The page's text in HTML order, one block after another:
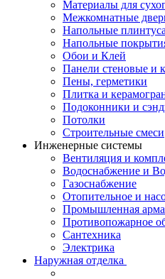
Материалы для
Межкомнатные
Напольные
Напольные
Обои и Клей
Панели стеновые и
Пены, герметики
Плитка и
Подоконники и
Потолки
Строительные смеси
Инженерные системы
Вентиляция и
Водоснабжение и
Газоснабжение
Отопительное и
Промышленная
Противопожарное
Сантехника
Электрика
Наружная отделка